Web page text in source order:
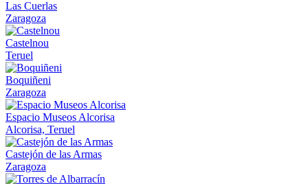
Las Cuerlas
Zaragoza
Castelnou
Teruel
Boquiñeni
Zaragoza
Espacio Museos Alcorisa
Alcorisa, Teruel
Castejón de las Armas
Zaragoza